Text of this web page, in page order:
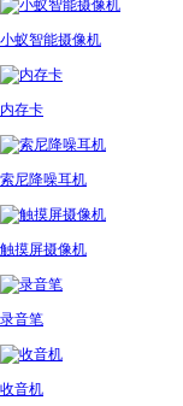
小蚁智能摄像机
内存卡
索尼降噪耳机
触摸屏摄像机
录音笔
收音机